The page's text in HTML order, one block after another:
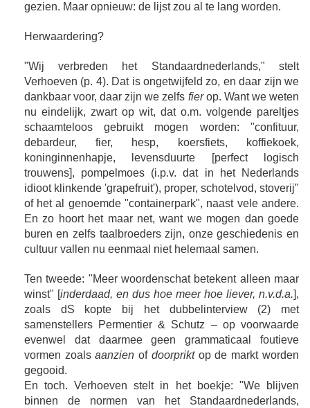
gezien. Maar opnieuw: de lijst zou al te lang worden.
Herwaardering?
"Wij verbreden het Standaardnederlands," stelt
Verhoeven (p. 4). Dat is ongetwijfeld zo, en daar zijn we
dankbaar voor, daar zijn we zelfs fierop. Want we weten
nu eindelijk, zwart op wit, dat o.m. volgende pareltjes
schaamteloos gebruikt mogen worden: "confituur,
debardeur, fier, hesp, koersfiets, koffiekoek,
koninginnenhapje, levensduurte [perfect logisch
trouwens], pompelmoes (i.p.v. dat in het Nederlands
idioot klinkende 'grapefruit'), proper, schotelvod, stoverij"
of het al genoemde "containerpark", naast vele andere.
En zo hoort het maar net, want we mogen dan goede
buren en zelfs taalbroeders zijn, onze geschiedenis en
cultuur vallen nu eenmaal niet helemaal samen.
Ten tweede: "Meer woordenschat betekent alleen maar
winst" [inderdaad, en dus hoe meer hoe liever, n.v.d.a.],
zoals dS kopte bij het dubbelinterview (2) met
samenstellers Permentier & Schutz – op voorwaarde
evenwel dat daarmee geen grammaticaal foutieve
vormen zoalsaanzien of doorpriktop de markt worden
gegooid.
En toch. Verhoeven stelt in het boekje: "We blijven
binnen de normen van het Standaardnederlands,